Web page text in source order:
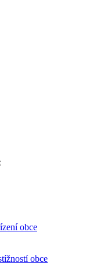
obce
obce